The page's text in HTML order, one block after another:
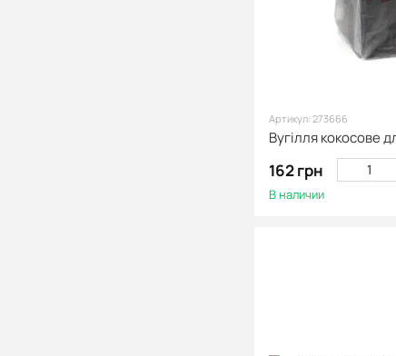
Артикул: 273666
162 грн
В наличии